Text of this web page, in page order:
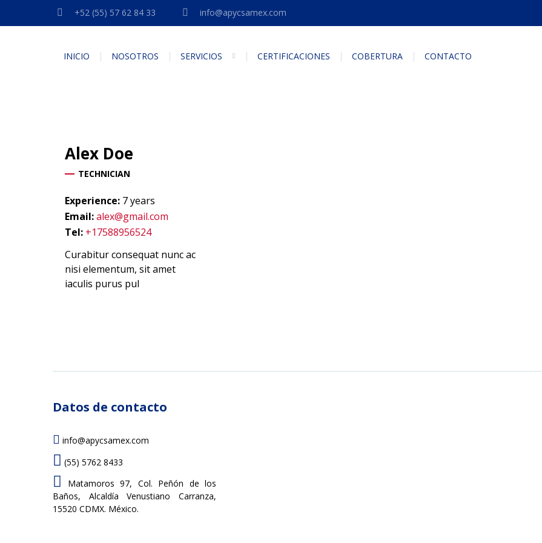
+52 (55) 57 62 84 33 info@apycsamex.com
INICIO NOSOTROS SERVICIOS CERTIFICACIONES COBERTURA CONTACTO
Alex Doe
TECHNICIAN
Experience: 7 years
Email:alex@gmail.com
Tel: +17588956524
Curabitur consequat nunc ac
nisi elementum, sit amet
iaculis purus pul
Datos de contacto
info@apycsamex.com
(55) 5762 8433
Matamoros 97, Col. Peñón de los
Baños, Alcaldía Venustiano Carranza,
15520 CDMX. México.